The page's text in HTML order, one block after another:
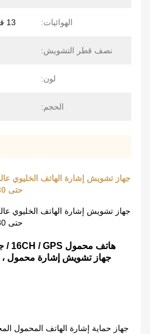
الهوائيات: 13 قطعة هوائيات أومني صغيرة
نصف قطر التشويش:
لون:
الحجم:
حتى 30 متر مانع إشارة نصف قطر
حتى 30 متر مانع إشارة نصف قطر
جهاز تشويش إشارة محمول ،